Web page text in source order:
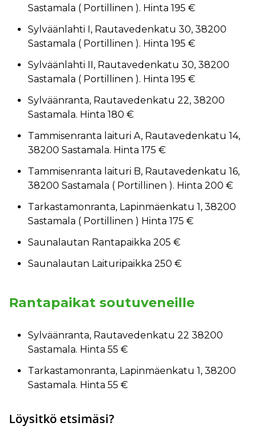
Sastamala ( Portillinen ). Hinta 195 €
Sylväänlahti I, Rautavedenkatu 30, 38200
Sastamala ( Portillinen ). Hinta 195 €
Sylväänlahti II, Rautavedenkatu 30, 38200
Sastamala ( Portillinen ). Hinta 195 €
Sylväänranta, Rautavedenkatu 22, 38200
Sastamala. Hinta 180 €
Tammisenranta laituri A, Rautavedenkatu 14,
38200 Sastamala. Hinta 175 €
Tammisenranta laituri B, Rautavedenkatu 16,
38200 Sastamala ( Portillinen ). Hinta 200 €
Tarkastamonranta, Lapinmäenkatu 1, 38200
Sastamala ( Portillinen ) Hinta 175 €
Saunalautan Rantapaikka 205 €
Saunalautan Laituripaikka 250 €
Rantapaikat soutuveneille
Sylväänranta, Rautavedenkatu 22 38200
Sastamala. Hinta 55 €
Tarkastamonranta, Lapinmäenkatu 1, 38200
Sastamala. Hinta 55 €
Löysitkö etsimäsi?